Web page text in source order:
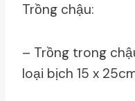
Trồng chậu:
– Trồng trong
loại bịch 15 x